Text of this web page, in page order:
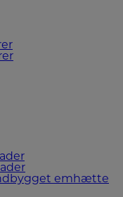
emhætte